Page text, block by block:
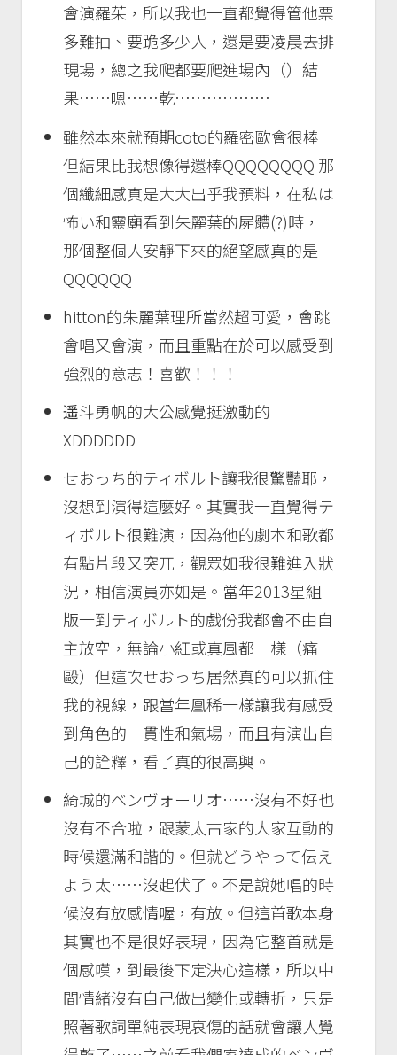
會演羅茱，所以我也一直都覺得管他票
多難抽、要跪多少人，還是要凌晨去排
現場，總之我爬都要爬進場內（）結
果……嗯……乾………………
雖然本來就預期coto的羅密歐會很棒
但結果比我想像得還棒QQQQQQQQ 那
個纖細感真是大大出乎我預料，在私は
怖い和靈廟看到朱麗葉的屍體(?)時，
那個整個人安靜下來的絕望感真的是
QQQQQQ
hitton的朱麗葉理所當然超可愛，會跳
會唱又會演，而且重點在於可以感受到
強烈的意志！喜歡！！！
遥斗勇帆的大公感覺挺激動的
XDDDDDD
せおっち的ティボルト讓我很驚豔耶，
沒想到演得這麼好。其實我一直覺得テ
ィボルト很難演，因為他的劇本和歌都
有點片段又突兀，觀眾如我很難進入狀
況，相信演員亦如是。當年2013星組
版一到ティボルト的戲份我都會不由自
主放空，無論小紅或真風都一樣（痛
毆）但這次せおっち居然真的可以抓住
我的視線，跟當年凰稀一樣讓我有感受
到角色的一貫性和氣場，而且有演出自
己的詮釋，看了真的很高興。
綺城的ベンヴォーリオ……沒有不好也
沒有不合啦，跟蒙太古家的大家互動的
時候還滿和諧的。但就どうやって伝え
よう太……沒起伏了。不是說她唱的時
候沒有放感情喔，有放。但這首歌本身
其實也不是很好表現，因為它整首就是
個感嘆，到最後下定決心這樣，所以中
間情緒沒有自己做出變化或轉折，只是
照著歌詞單純表現哀傷的話就會讓人覺